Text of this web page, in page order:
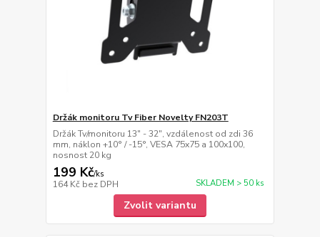
Držák monitoru Tv Fiber Novelty FN203T
Držák Tv/monitoru 13" - 32", vzdálenost od zdi 36
mm, náklon +10° / -15°, VESA 75x75 a 100x100,
nosnost 20 kg
199 Kč/ks
164 Kč bez DPH SKLADEM > 50 ks
Zvolit variantu